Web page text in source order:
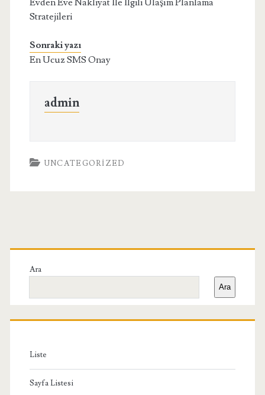
Evden Eve Nakliyat İle İlgili Ulaşım Planlama
Stratejileri
Sonraki yazı
En Ucuz SMS Onay
admin
UNCATEGORIZED
Birincil
Yan
Menü
Ara
Ara
Liste
Sayfa Listesi